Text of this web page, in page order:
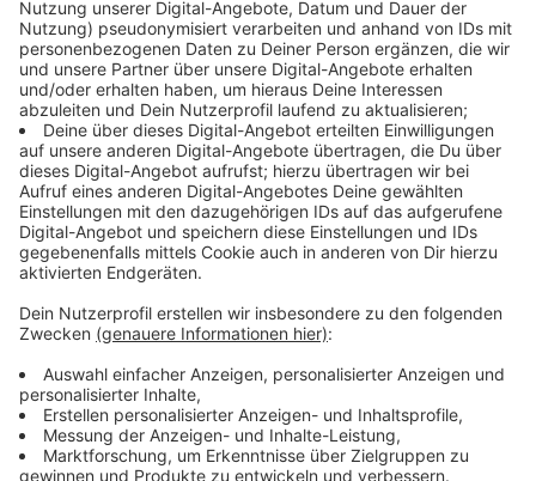
hinweisen. Die Aktion fand von 11 bis 13 Uhr statt.
Angefangen hatten damit Gastronomen in Dresden.
Auch in anderen Städten wie Düsseldorf oder Borken
hat man sich an der Aktion beteiligt. Die Gastronohmen
fordern von der Politik mehr Hilfe - denn die Umsätze
seien im Moment fast bei Null. Einen ersten Beschluss
der Großen Koalition in Berlin gibt es schon: die
Mehrwertsteuer in der Gastronomie soll sinken.
Anzeige
Gastronohmen:
Anzeige